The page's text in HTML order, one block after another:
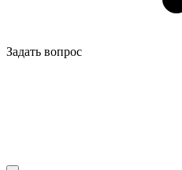
Задать вопрос